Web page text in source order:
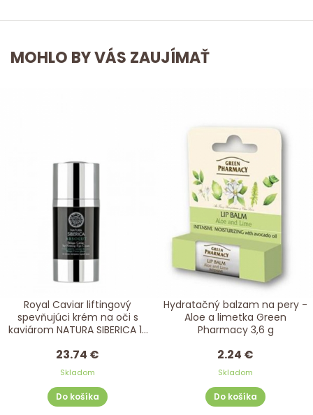
MOHLO BY VÁS ZAUJÍMAŤ
Royal Caviar liftingový
spevňujúci krém na oči s
kaviárom NATURA SIBERICA 15
23.74 €
Skladom
Do košíka
Hydratačný balzam na pery -
Aloe a limetka Green
Pharmacy 3,6 g
2.24 €
Skladom
Do košíka